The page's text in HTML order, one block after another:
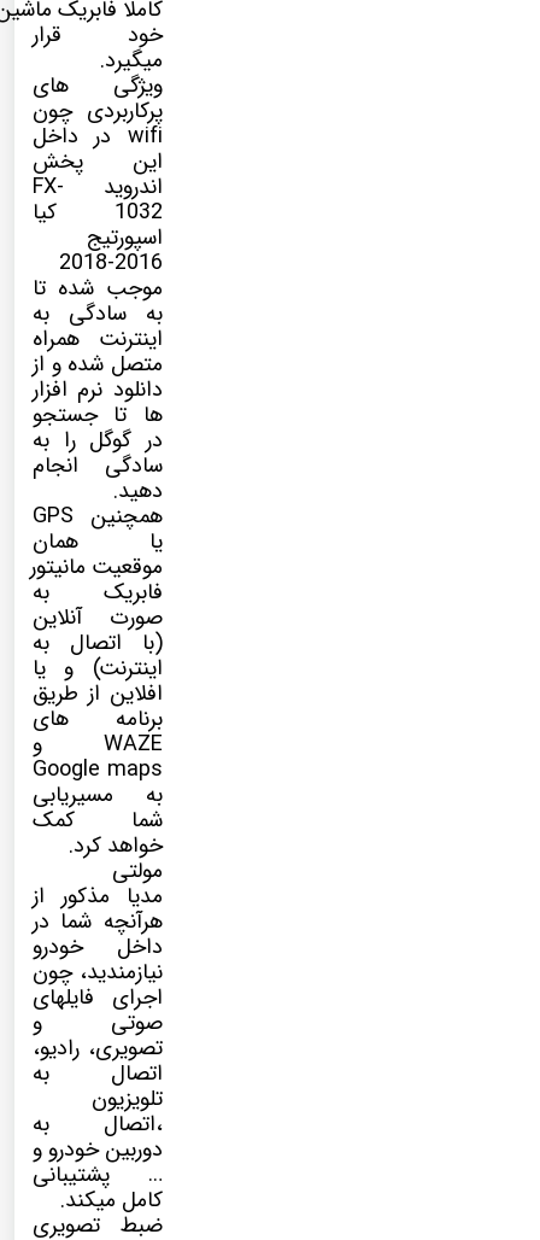
کاملا فابریک
خود قرار
میگیرد.
ویژگی های
پرکاربردی چون
wifi در داخل
این پخش
اندروید FX-
1032 کیا
اسپورتیج
2016-2018
موجب شده تا
به سادگی به
اینترنت همراه
متصل شده و از
دانلود نرم افزار
ها تا جستجو
در گوگل را به
سادگی انجام
دهید.
همچنین GPS
یا همان
موقعیت مانیتور
فابریک به
صورت آنلاین
(با اتصال به
اینترنت) و یا
افلاین از طریق
برنامه های
WAZE و
Google maps
به مسیریابی
شما کمک
خواهد کرد.
مولتی
مدیا مذکور از
هرآنچه شما در
داخل خودرو
نیازمندید، چون
اجرای فایلهای
صوتی و
تصویری، رادیو،
اتصال به
تلویزیون
،اتصال به
دوربین خودرو و
… پشتیبانی
کامل میکند.
ضبط تصویری